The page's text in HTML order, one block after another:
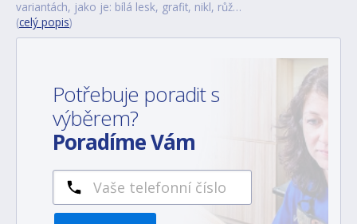
variantách, jako je: bílá lesk, grafit, nikl, růž…
(celý popis)
Potřebuje poradit s
výběrem?
Poradíme Vám